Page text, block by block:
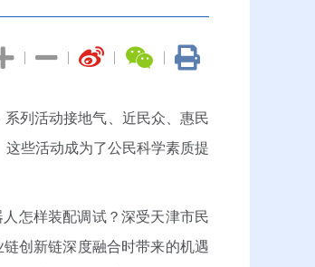
|
|
|
|
列活动接地气、近民众、惠民
些活动成为了公民科学素质提
怎样装配调试？深受天津市民
创新链深度融合时带来的机遇